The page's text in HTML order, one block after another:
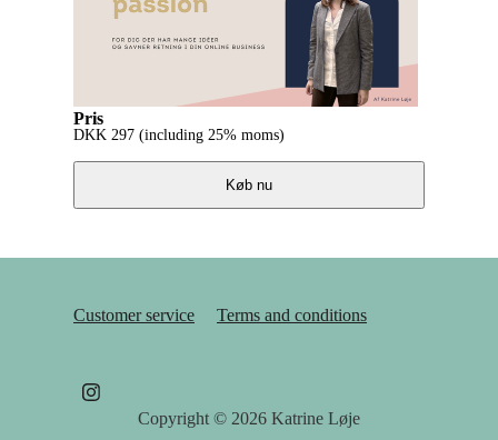
Pris
DKK 297 (including 25% moms)
Køb nu
Customer service Terms and conditions
Copyright © 2026 Katrine Løje